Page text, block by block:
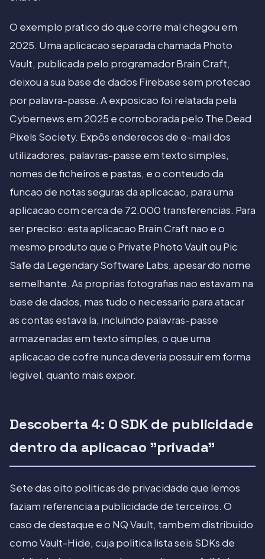
O exemplo pratico do que corre mal chegou em
2025. Uma aplicacao separada chamada Photo
Vault, publicada pelo programador Brain Craft,
deixou a sua base de dados Firebase sem protecao
por palavra-passe. A exposicao foi relatada pela
Cybernews em 2025 e corroborada pelo The Dead
Pixels Society. Expôs enderecos de e-mail dos
utilizadores, palavras-passe em texto simples,
nomes de ficheiros e pastas, e o conteudo da
funcao de notas seguras da aplicacao, para uma
aplicacao com cerca de 72.000 transferencias. Para
ser preciso: esta aplicacao Brain Craft nao e o
mesmo produto que o Private Photo Vault ou Pic
Safe da Legendary Software Labs, apesar do nome
semelhante. As proprias fotografias nao estavam na
base de dados, mas tudo o necessario para atacar
as contas estava la, incluindo palavras-passe
armazenadas em texto simples, o que uma
aplicacao de cofre nunca deveria possuir em forma
legivel, quanto mais expor.
Descoberta 4: O SDK de publicidade
dentro da aplicacao "privada"
Sete das oito politicas de privacidade que lemos
faziam referencia a publicidade de terceiros. O
caso de destaque e o NQ Vault, tambem distribuido
como Vault-Hide, cuja politica lista seis SDKs de